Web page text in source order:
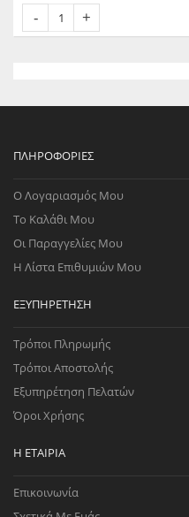
ΠΛΗΡΟΦΟΡΊΕΣ
Ο Λογαριασμός Μου
Το Καλάθι Μου
Οι Παραγγελίες Μου
Η Λίστα Επιθυμιών Μου
ΕΞΥΠΗΡΈΤΗΣΗ
Τρόποι Πληρωμής
Τρόποι Αποστολής
Εξυπηρέτηση Πελατών
Όροι Χρήσης
Η ΕΤΑΙΡΊΑ
Επικοινωνία